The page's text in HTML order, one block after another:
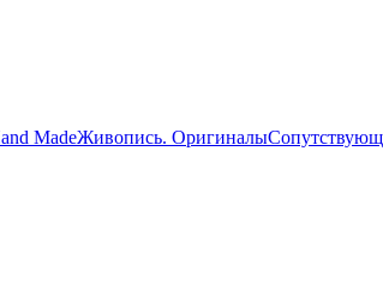
MadeЖивопись. Оригиналы